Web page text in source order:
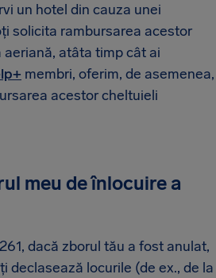
un hotel din cauza unei
solicita rambursarea acestor
atâta timp cât ai
membri, oferim, de asemenea,
acestor cheltuieli
meu de înlocuire a
dacă zborul tău a fost anulat,
declasează locurile (de ex., de la